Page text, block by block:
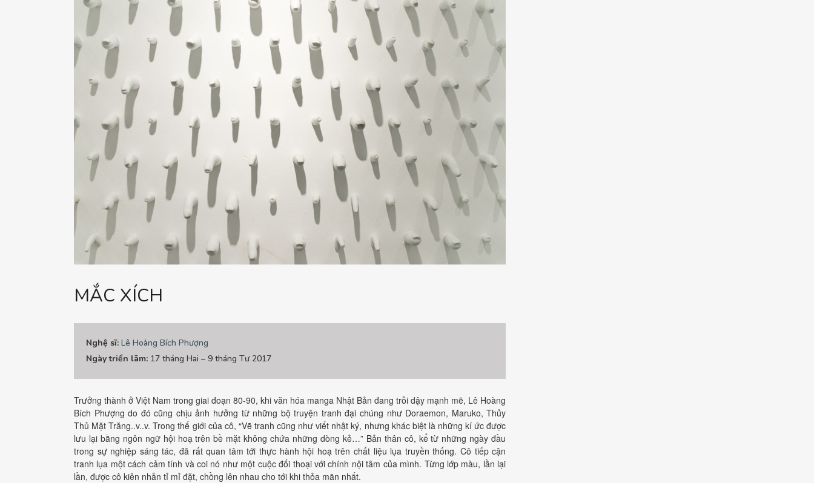
MẮC XÍCH
Nghệ sĩ: Lê Hoàng Bích Phượng
Ngày triển lãm: 17 tháng Hai – 9 tháng Tư 2017
Trưởng thành ở Việt Nam trong giai đoạn 80-90, khi văn hóa manga Nhật Bản đang trỗi dậy mạnh mẽ, Lê Hoàng
Bích Phượng do đó cũng chịu ảnh hưởng từ những bộ truyện tranh đại chúng như Doraemon, Maruko, Thủy
Thủ Mặt Trăng..v..v. Trong thế giới của cô, “Vẽ tranh cũng như viết nhật ký, nhưng khác biệt là những kí ức được
lưu lại bằng ngôn ngữ hội hoạ trên bề mặt không chứa những dòng kẻ…” Bản thân cô, kể từ những ngày đầu
trong sự nghiệp sáng tác, đã rất quan tâm tới thực hành hội hoạ trên chất liệu lụa truyền thống. Cô tiếp cận
tranh lụa một cách cảm tính và coi nó như một cuộc đối thoại với chính nội tâm của mình. Từng lớp màu, lần lại
lần, được cô kiên nhẫn tỉ mỉ đặt, chồng lên nhau cho tới khi thỏa mãn nhất.